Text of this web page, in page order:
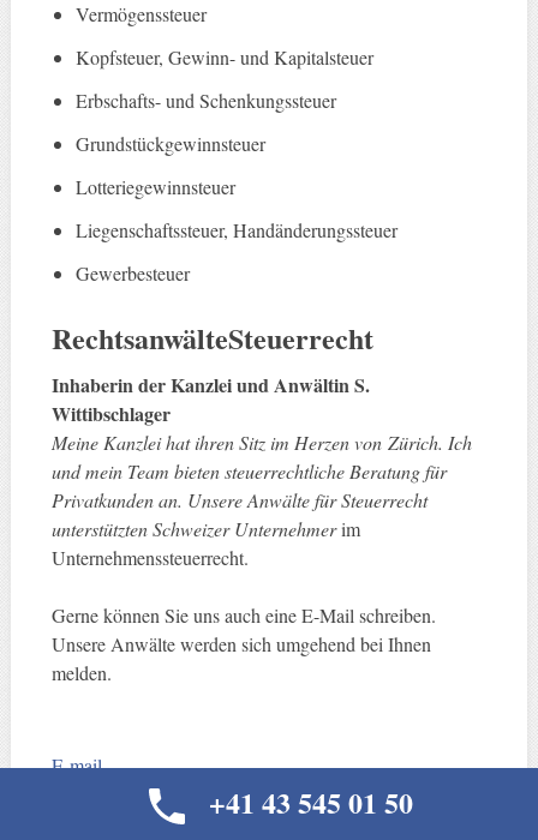
Vermögenssteuer
Kopfsteuer, Gewinn- und Kapitalsteuer
Erbschafts- und Schenkungssteuer
Grundstückgewinnsteuer
Lotteriegewinnsteuer
Liegenschaftssteuer, Handänderungssteuer
Gewerbesteuer
RechtsanwälteSteuerrecht
Inhaberin der Kanzlei und Anwältin S.
Wittibschlager
Meine Kanzlei hat ihren Sitz im Herzen von Zürich. Ich
und mein Team bieten steuerrechtliche Beratung für
Privatkunden an. Unsere Anwälte für Steuerrecht
unterstützten Schweizer Unternehmerim
Unternehmenssteuerrecht.
Gerne können Sie uns auch eine E-Mail schreiben.
Unsere Anwälte werden sich umgehend bei Ihnen
melden.
E-mail
+41 43 545 01 50